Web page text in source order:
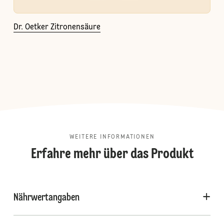
Dr. Oetker Zitronensäure
WEITERE INFORMATIONEN
Erfahre mehr über das Produkt
Nährwertangaben